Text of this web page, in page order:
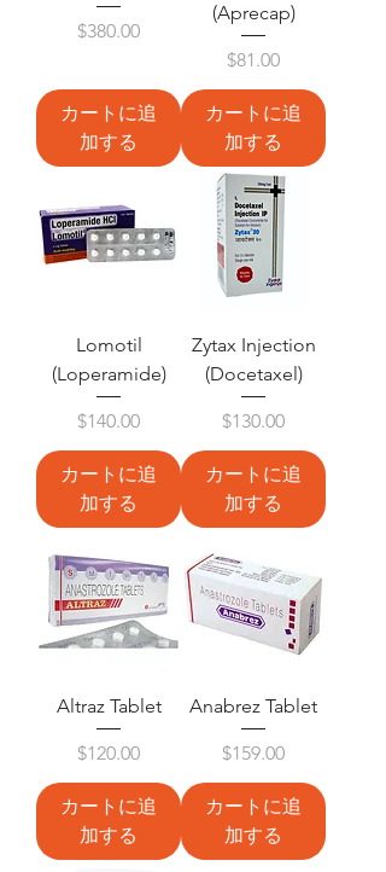
価格
$380.00
カートに追
加する
(Aprecap)
価格
$81.00
カートに追
加する
Lomotil
(Loperamide)
価格
$140.00
カートに追
加する
Zytax Injection
(Docetaxel)
価格
$130.00
カートに追
加する
Altraz Tablet
価格
$120.00
カートに追
加する
Anabrez Tablet
価格
$159.00
カートに追
加する